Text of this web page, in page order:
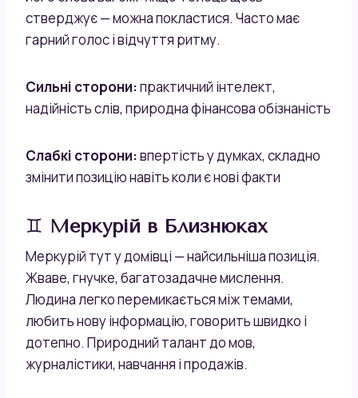
стверджує — можна покластися. Часто має
гарний голос і відчуття ритму.
Сильні сторони:практичний інтелект,
надійність слів, природна фінансова обізнаність
Слабкі сторони:впертість у думках, складно
змінити позицію навіть коли є нові факти
♊ Меркурій в Близнюках
Меркурій тут у домівці — найсильніша позиція.
Жваве, гнучке, багатозадачне мислення.
Людина легко перемикається між темами,
любить нову інформацію, говорить швидко і
дотепно. Природний талант до мов,
журналістики, навчання і продажів.